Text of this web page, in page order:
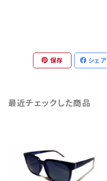
保存 シェア
最近チェックした商品